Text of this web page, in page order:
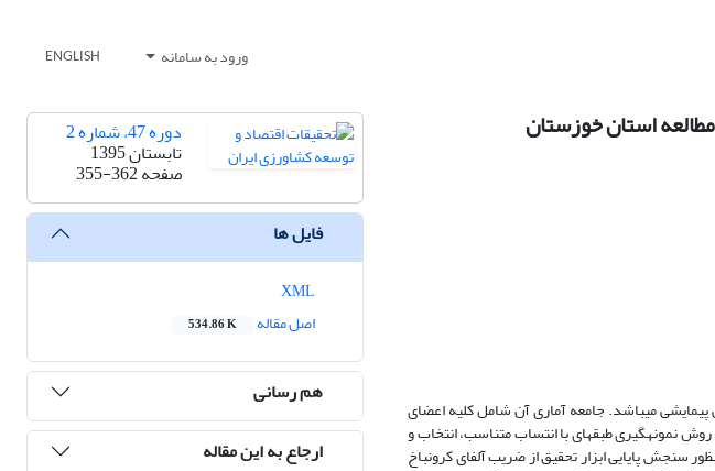
ورود به سامانه ENGLISH
استان خوزستان
می­باشد. جامعه آماری آن شامل کلیه اعضای
نفر از آن­ها با استفاده از فرمول کوکران به روش نمونه­گیری طبقه­ای با انتساب متناسب، انتخاب و
سنجش پایایی ابزار تحقیق از ضریب آلفای کرونباخ
دوره 47، شماره 2
تابستان 1395
صفحه355-362
فایل ها
اصل مقاله
534.86 K
هم رسانی
ارجاع به این مقاله